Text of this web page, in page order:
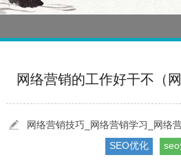
[2022-05-04] 污水处理设备厂家产品如何做网络推广（污水处理项目网...
实体门店如何做网络推广吸引客户，实体店网络营销技巧...
网络营销的工作好干不（
网络营销技巧_网络营销学习_网络
SEO优化